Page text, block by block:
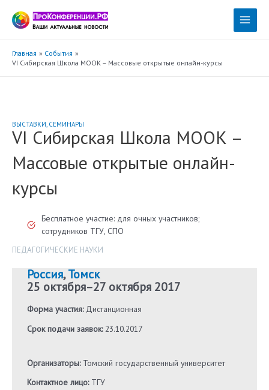
содержимому
Main
Главная
События
VI Сибирская Школа МООК – Массовые открытые онлайн-курсы
ВЫСТАВКИ, СЕМИНАРЫ
VI Сибирская Школа МООК –
Массовые открытые онлайн-
курсы
Бесплатное участие: для очных участников;
сотрудников ТГУ, СПО
ПЕДАГОГИЧЕСКИЕ НАУКИ
Россия,Томск
25 октября–27 октября 2017
Форма участия:Дистанционная
Срок подачи заявок:23.10.2017
Организаторы:Томский государственный университет
Контактное лицо:ТГУ